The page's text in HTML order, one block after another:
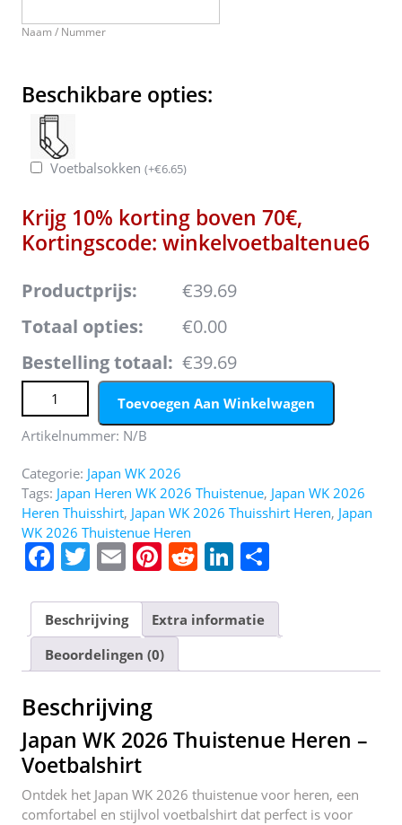
Naam / Nummer
Beschikbare opties:
Voetbalsokken (+€6.65)
Krijg 10% korting boven 70€,
Kortingscode: winkelvoetbaltenue6
Productprijs:
€39.69
Totaal opties:
€0.00
Bestelling totaal: €39.69
Japan WK 2026 Thuistenue Heren Voetbalshirt aantal
Toevoegen Aan Winkelwagen
Artikelnummer: N/B
Categorie: Japan WK 2026
Tags: Japan Heren WK 2026 Thuistenue, Japan WK 2026
Heren Thuisshirt, Japan WK 2026 Thuisshirt Heren, Japan
WK 2026 Thuistenue Heren
F
c
e
b
o
o
k
T
itt
er
E
ai
l
Pi
er
e
st
R
d
di
t
Li
k
e
dI
e
n
Beschrijving
Extra informatie
Beoordelingen (0)
Beschrijving
Japan WK 2026 Thuistenue Heren –
Voetbalshirt
Ontdek het Japan WK 2026 thuistenue voor heren, een
comfortabel en stijlvol voetbalshirt dat perfect is voor